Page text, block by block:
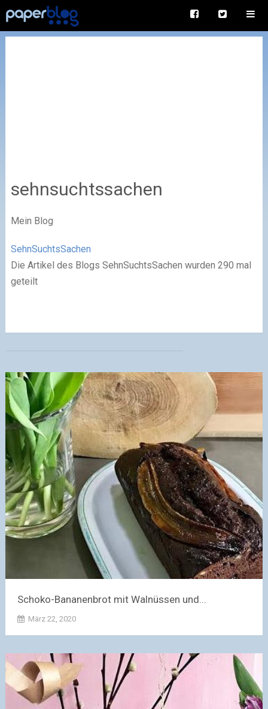
sehnsuchtssachen
Mein Blog
SehnSuchtsSachen
Die Artikel des Blogs SehnSuchtsSachen wurden 290 mal
geteilt
Schoko-Bananenbrot mit Walnüssen und...
März 22, 2020